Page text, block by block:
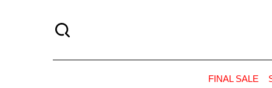
FINAL SALE